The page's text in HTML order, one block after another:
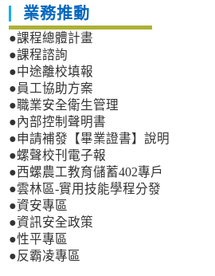
業務推動
●課程總體計畫
●課程諮詢
●中途離校填報
●員工協助方案
●職業安全衛生管理
●內部控制聲明書
●申請補發【畢業證書】說明
●螺聲校刊電子報
●西螺農工教育儲蓄402專戶
●雲林區-實用技能學程分發
●資安專區
●資訊安全政策
●性平專區
●反霸凌專區